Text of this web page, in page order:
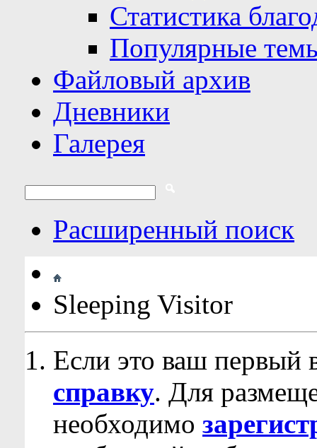
Статистика
Популярные
Файловый архив
Дневники
Галерея
Расширенный поиск
Sleeping Visitor
Если это ваш первый
справку. Для
необходимо